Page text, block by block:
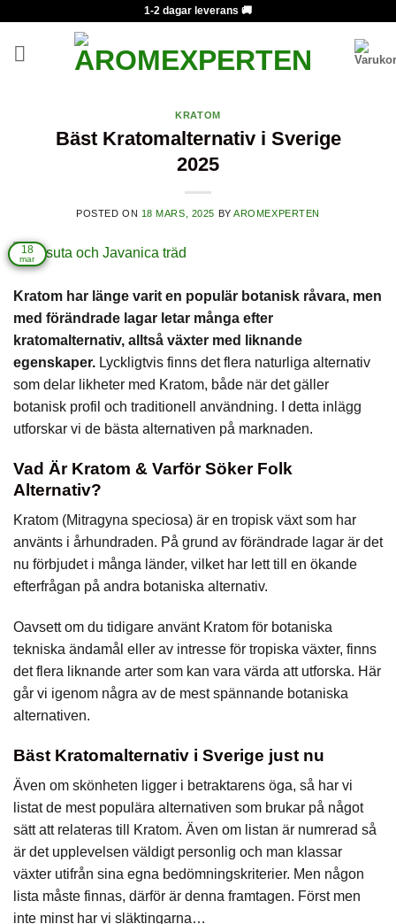
1-2 dagar leverans 🚚
KRATOM
Bäst Kratomalternativ i Sverige
2025
POSTED ON 18 MARS, 2025 BYAROMEXPERTEN
18
mar
Kratom har länge varit en populär botanisk råvara, men
med förändrade lagar letar många efter
kratomalternativ, alltså växter med liknande
egenskaper. Lyckligtvis finns det flera naturliga alternativ
som delar likheter med Kratom, både när det gäller
botanisk profil och traditionell användning. I detta inlägg
utforskar vi de bästa alternativen på marknaden.
Vad Är Kratom & Varför Söker Folk
Alternativ?
Kratom (Mitragyna speciosa) är en tropisk växt som har
använts i århundraden. På grund av förändrade lagar är det
nu förbjudet i många länder, vilket har lett till en ökande
efterfrågan på andra botaniska alternativ.
Oavsett om du tidigare använt Kratom för botaniska
tekniska ändamål eller av intresse för tropiska växter, finns
det flera liknande arter som kan vara värda att utforska. Här
går vi igenom några av de mest spännande botaniska
alternativen.
Bäst Kratomalternativ i Sverige just nu
Även om skönheten ligger i betraktarens öga, så har vi
listat de mest populära alternativen som brukar på något
sätt att relateras till Kratom. Även om listan är numrerad så
är det upplevelsen väldigt personlig och man klassar
växter utifrån sina egna bedömningskriterier. Men någon
lista måste finnas, därför är denna framtagen. Först men
inte minst har vi släktingarna…